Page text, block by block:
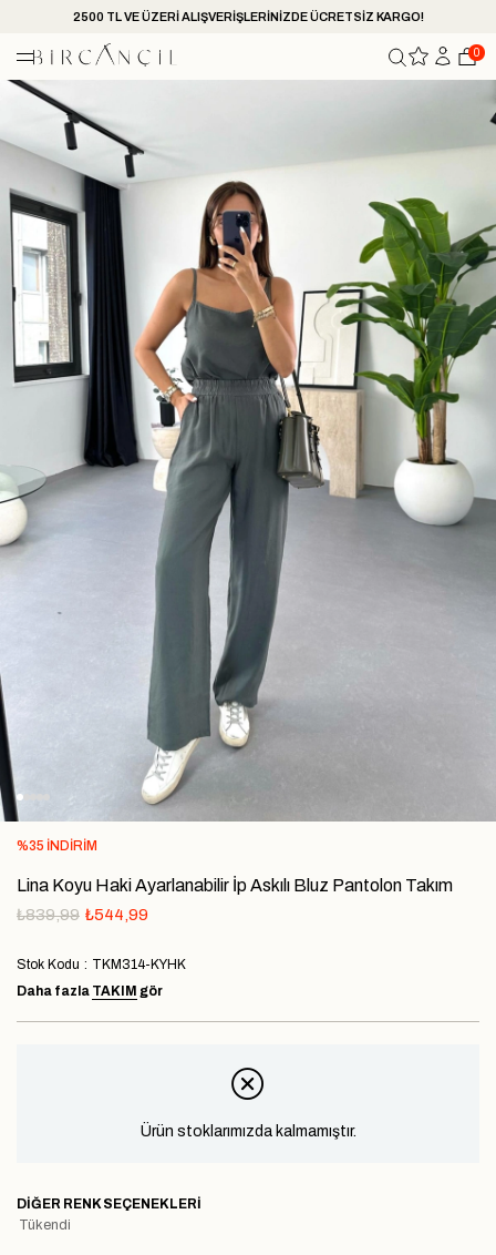
2500 TL VE ÜZERİ ALIŞVERİŞLERİNİZDE ÜCRETSİZ KARGO!
0
%35 İNDIRIM
Lina Koyu Haki Ayarlanabilir İp Askılı Bluz Pantolon Takım
₺839,99 ₺544,99
Stok Kodu
TKM314-KYHK
Daha fazla TAKIM gör
Ürün stoklarımızda kalmamıştır.
DIĞER RENK SEÇENEKLERI
Tükendi